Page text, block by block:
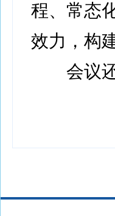
程、常态
效力，构
会议还